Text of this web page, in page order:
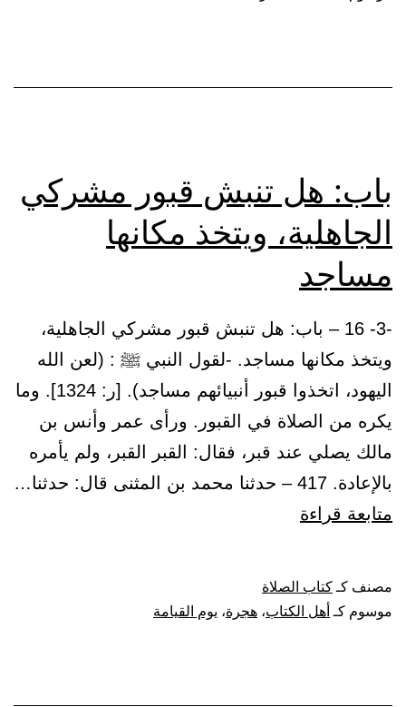
باب: هل تنبش قبور مشركي
الجاهلية، ويتخذ مكانها
مساجد
-3- 16 – باب: هل تنبش قبور مشركي الجاهلية،
ويتخذ مكانها مساجد. -لقول النبي ﷺ : (لعن الله
اليهود، اتخذوا قبور أنبيائهم مساجد). [ر: 1324]. وما
يكره من الصلاة في القبور. ورأى عمر وأنس بن
مالك يصلي عند قبر، فقال: القبر القبر، ولم يأمره
بالإعادة. 417 – حدثنا محمد بن المثنى قال: حدثنا…
متابعة قراءة
تنبش
قبور
مصنف كـكتاب الصلاة
موسوم كـ أهل الكتاب، هجرة، يوم القيامة